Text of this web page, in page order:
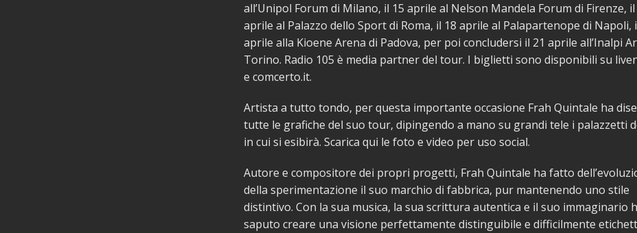
all’Unipol Forum di Milano, il 15 aprile al Nelson Mandela Forum di Firenze, il
aprile al Palazzo dello Sport di Roma, il 18 aprile al Palapartenope di Napoli,
aprile alla Kioene Arena di Padova, per poi concludersi il 21 aprile all’Inalpi
Torino. Radio 105 è media partner del tour. I biglietti sono disponibili su
e comcerto.it.
Artista a tutto tondo, per questa importante occasione Frah Quintale ha
tutte le grafiche del suo tour, dipingendo a mano su grandi tele i palazzetti
in cui si esibirà. Scarica qui le foto e video per uso social.
Autore e compositore dei propri progetti, Frah Quintale ha fatto
della sperimentazione il suo marchio di fabbrica, pur mantenendo uno stile
distintivo. Con la sua musica, la sua scrittura autentica e il suo immaginario
saputo creare una visione perfettamente distinguibile e difficilmente